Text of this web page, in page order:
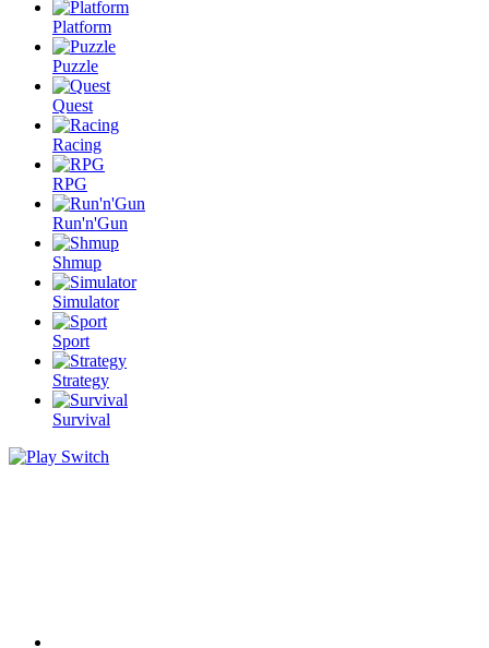
Platform
Puzzle
Quest
Racing
RPG
Run'n'Gun
Shmup
Simulator
Sport
Strategy
Survival